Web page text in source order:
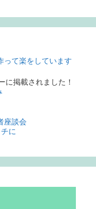
って楽をしています
掲載されました！
談会
に